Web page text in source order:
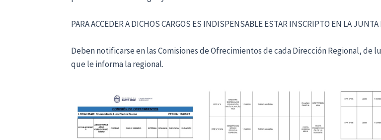
PARA ACCEDER A DICHOS CARGOS ES INDISPENSABLE ESTAR INSCRIPTO EN LA
Deben notificarse en las Comisiones de Ofrecimientos de cada Dirección Regional, de
que le informa la regional.